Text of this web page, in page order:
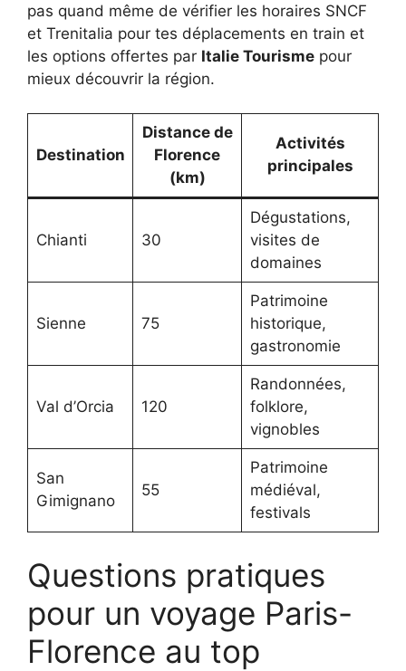
pas quand même de vérifier les horaires SNCF
et Trenitalia pour tes déplacements en train et
les options offertes par Italie Tourisme pour
mieux découvrir la région.
Destination
Distance de
Florence
(km)
Activités
principales
Chianti 30
Dégustations,
visites de
domaines
Sienne 75
Patrimoine
historique,
gastronomie
Val d’Orcia 120
Randonnées,
folklore,
vignobles
San
Gimignano
55
Patrimoine
médiéval,
festivals
Questions pratiques
pour un voyage Paris-
Florence au top